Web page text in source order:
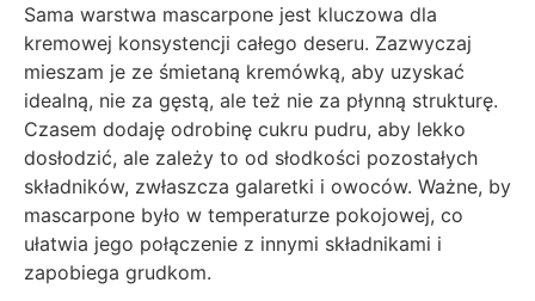
Sama warstwa mascarpone jest kluczowa dla
kremowej konsystencji całego deseru. Zazwyczaj
mieszam je ze śmietaną kremówką, aby uzyskać
idealną, nie za gęstą, ale też nie za płynną strukturę.
Czasem dodaję odrobinę cukru pudru, aby lekko
dosłodzić, ale zależy to od słodkości pozostałych
składników, zwłaszcza galaretki i owoców. Ważne, by
mascarpone było w temperaturze pokojowej, co
ułatwia jego połączenie z innymi składnikami i
zapobiega grudkom.